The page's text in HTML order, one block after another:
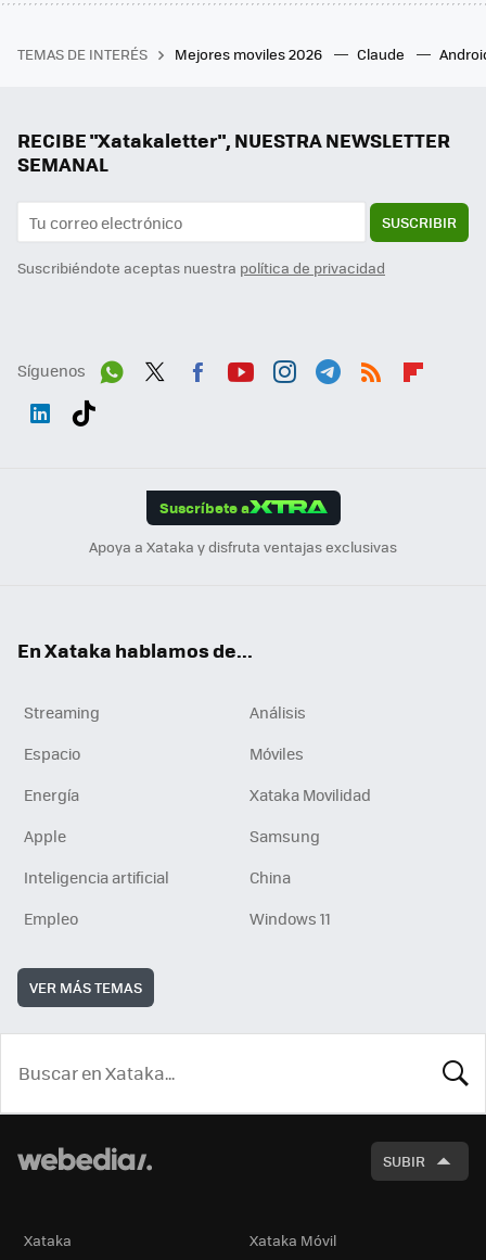
TEMAS DE INTERÉS Mejores moviles 2026 Claude
RECIBE "Xatakaletter", NUESTRA NEWSLETTER
SEMANAL
SUSCRIBIR
Suscribiéndote aceptas nuestra política de privacidad
Síguenos
Suscríbete a
Apoya a Xataka y disfruta ventajas exclusivas
En Xataka hablamos de...
Streaming
Análisis
Espacio
Móviles
Energía
Xataka Movilidad
Apple
Samsung
Inteligencia artificial
China
Empleo
Windows 11
VER MÁS TEMAS
SUBIR
Xataka Xataka Móvil